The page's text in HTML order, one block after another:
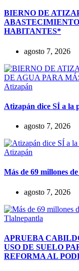
BIERNO DE
HABITANTES*
agosto 7, 2026
Atizapán
Atizapán dice SÍ a la
agosto 7, 2026
Atizapán
Más de 69 millones
agosto 7, 2026
Tlalnepantla
APRUEBA
USO DE SUELO
REFORMA AL